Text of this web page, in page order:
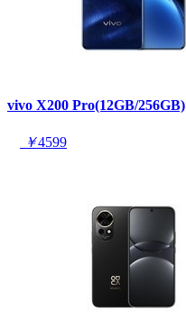
vivo X200 Pro(12GB/256GB)
￥4599